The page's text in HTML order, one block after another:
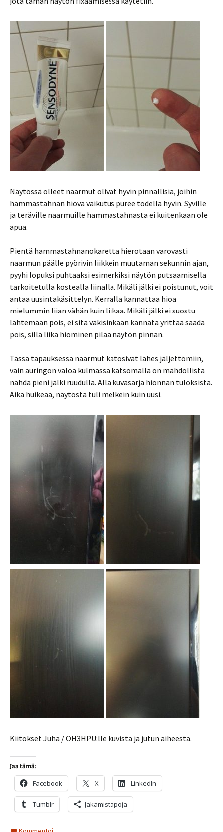
Näytössä olleet naarmut olivat hyvin pinnallisia, joihin
hammastahnan hiova vaikutus puree todella hyvin. Syville
ja teräville naarmuille hammastahnasta ei kuitenkaan ole
apua.
Pientä hammastahnanokaretta hierotaan varovasti
naarmun päälle pyörivin liikkein muutaman sekunnin ajan,
pyyhi lopuksi puhtaaksi esimerkiksi näytön putsaamisella
tarkoitetulla kostealla liinalla. Mikäli jälki ei poistunut, voit
antaa uusintakäsittelyn. Kerralla kannattaa hioa
mielummin liian vähän kuin liikaa. Mikäli jälki ei suostu
lähtemään pois, ei sitä väkisinkään kannata yrittää saada
pois, sillä liika hiominen pilaa näytön pinnan.
Tässä tapauksessa naarmut katosivat lähes jäljettömiin,
vain auringon valoa kulmassa katsomalla on mahdollista
nähdä pieni jälki ruudulla. Alla kuvasarja hionnan tuloksista.
Aika huikeaa, näytöstä tuli melkein kuin uusi.
Kiitokset Juha / OH3HPU:lle kuvista ja jutun aiheesta.
Jaa tämä:
Facebook X LinkedIn
Tumblr Jakamistapoja